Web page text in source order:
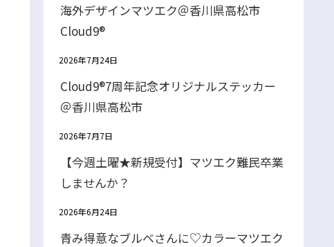
海外デザインマツエク＠香川県高松市
Cloud9®
2026年7月24日
Cloud9®7周年記念オリジナルステッカー
＠香川県高松市
2026年7月7日
【今週土曜★新規受付】マツエク難民卒業
しませんか？
2026年6月24日
青み得意なブルベさんに♡カラーマツエク